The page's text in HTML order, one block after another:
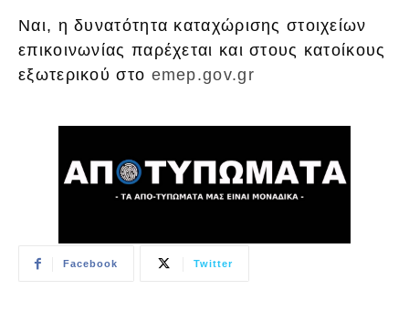
Ναι, η δυνατότητα καταχώρισης στοιχείων
επικοινωνίας παρέχεται και στους κατοίκους
εξωτερικού στο emep.gov.gr
Facebook Twitter